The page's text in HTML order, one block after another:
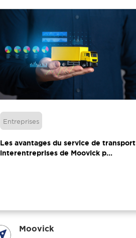
Entreprises
Les avantages du service de transport
interentreprises de Moovick p...
Moovick